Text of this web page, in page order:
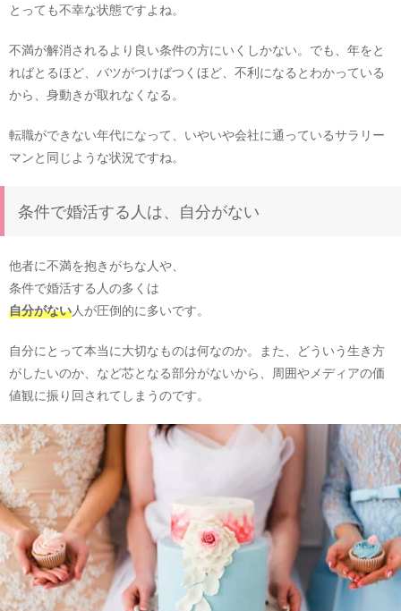
とっても不幸な状態ですよね。
不満が解消されるより良い条件の方にいくしかない。でも、年をと
ればとるほど、バツがつけばつくほど、不利になるとわかっている
から、身動きが取れなくなる。
転職ができない年代になって、いやいや会社に通っているサラリー
マンと同じような状況ですね。
条件で婚活する人は、自分がない
他者に不満を抱きがちな人や、
条件で婚活する人の多くは
自分がない人が圧倒的に多いです。
自分にとって本当に大切なものは何なのか。また、どういう生き方
がしたいのか、など芯となる部分がないから、周囲やメディアの価
値観に振り回されてしまうのです。